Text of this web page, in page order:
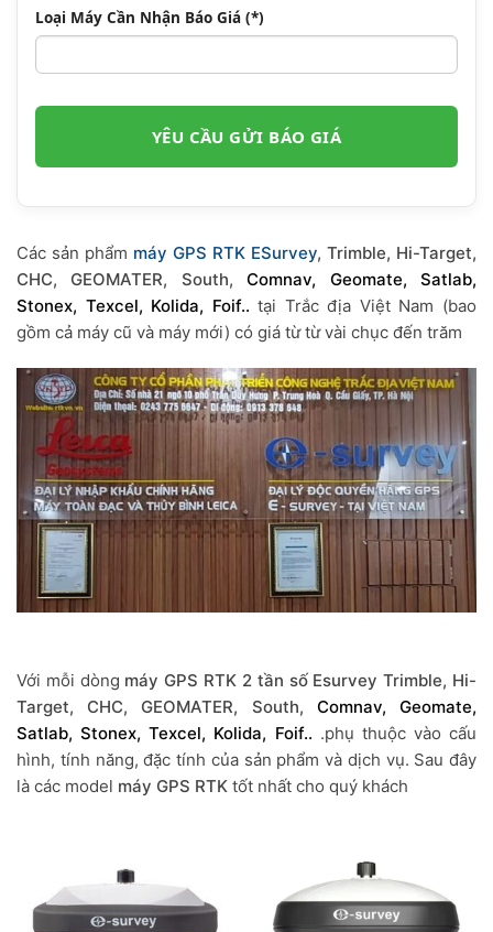
Loại Máy Cần Nhận Báo Giá (*)
Các sản phẩm máy GPS RTK ESurvey, Trimble, Hi-Target,
CHC, GEOMATER, South,Comnav, Geomate, Satlab,
Stonex, Texcel, Kolida, Foif..tại Trắc địa Việt Nam (bao
gồm cả máy cũ và máy mới) có giá từ từ vài chục đến trăm
Với mỗi dòng máy GPS RTK 2 tần số Esurvey Trimble, Hi-
Target, CHC, GEOMATER, South, Comnav, Geomate,
Satlab, Stonex, Texcel, Kolida, Foif.. .phụ thuộc vào cấu
hình, tính năng, đặc tính của sản phẩm và dịch vụ. Sau đây
là các model máy GPS RTK tốt nhất cho quý khách